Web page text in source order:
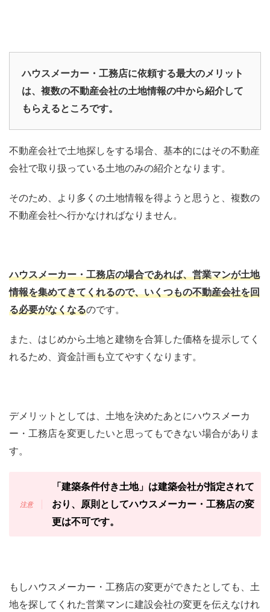
ハウスメーカー・工務店に依頼する最大のメリット
は、複数の不動産会社の土地情報の中から紹介して
もらえるところです。
不動産会社で土地探しをする場合、基本的にはその不動産
会社で取り扱っている土地のみの紹介となります。
そのため、より多くの土地情報を得ようと思うと、複数の
不動産会社へ行かなければなりません。
ハウスメーカー・工務店の場合であれば、営業マンが土地
情報を集めてきてくれるので、いくつもの不動産会社を回
る必要がなくなるのです。
また、はじめから土地と建物を合算した価格を提示してく
れるため、資金計画も立てやすくなります。
デメリットとしては、土地を決めたあとにハウスメーカ
ー・工務店を変更したいと思ってもできない場合がありま
す。
「建築条件付き土地」は建築会社が指定されて
おり、原則としてハウスメーカー・工務店の変
更は不可です。
もしハウスメーカー・工務店の変更ができたとしても、土
地を探してくれた営業マンに建設会社の変更を伝えなけれ